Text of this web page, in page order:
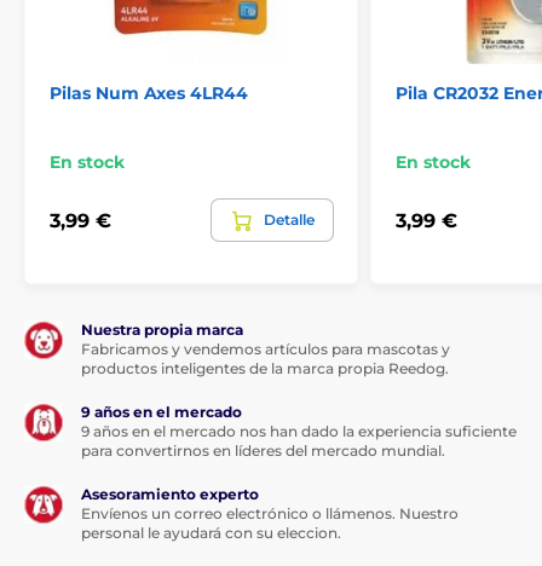
Pilas Num Axes 4LR44
En stock
3,99 € Detalle
Pila CR2032
En stock
3,99 €
Nuestra propia marca
Fabricamos y vendemos artículos para mascotas y
productos inteligentes de la marca propia Reedog.
9 años en el mercado
9 años en el mercado nos han dado la experiencia suficiente
para convertirnos en líderes del mercado mundial.
Asesoramiento experto
Envíenos un correo electrónico o llámenos. Nuestro
personal le ayudará con su eleccion.